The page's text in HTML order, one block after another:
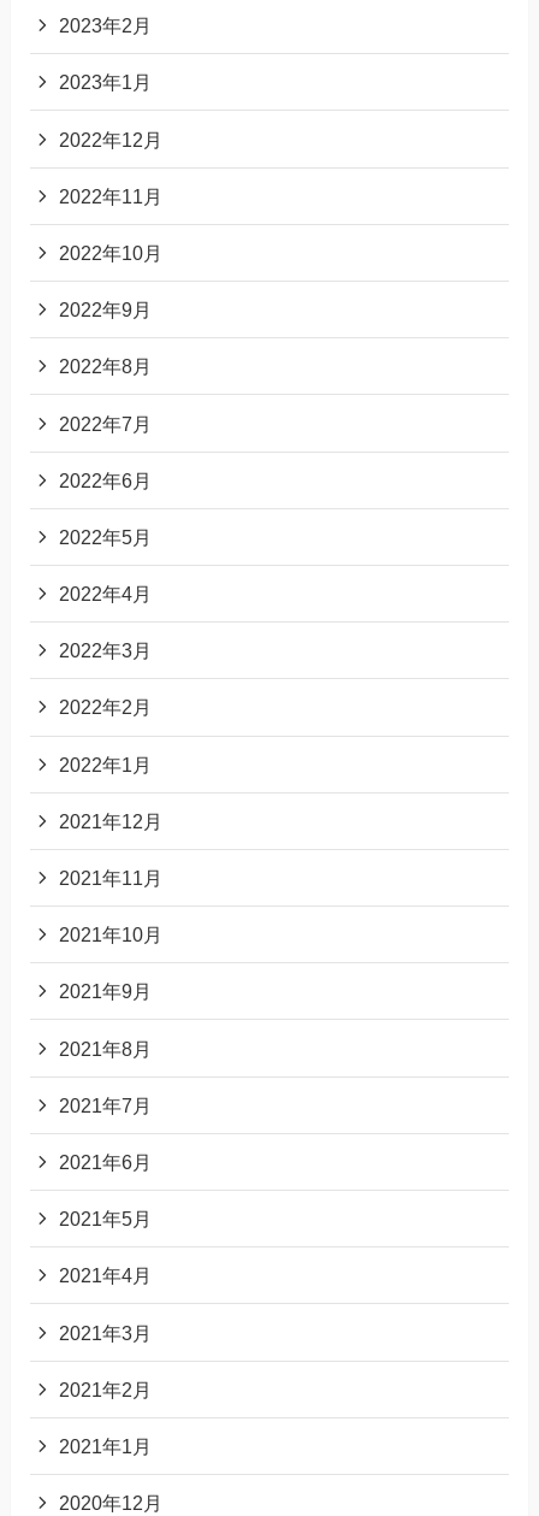
2023年2月
2023年1月
2022年12月
2022年11月
2022年10月
2022年9月
2022年8月
2022年7月
2022年6月
2022年5月
2022年4月
2022年3月
2022年2月
2022年1月
2021年12月
2021年11月
2021年10月
2021年9月
2021年8月
2021年7月
2021年6月
2021年5月
2021年4月
2021年3月
2021年2月
2021年1月
2020年12月